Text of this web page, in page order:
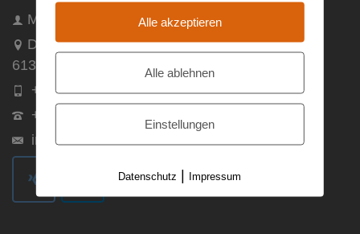
Maxsult GmbH
Dillinger Straße 13
61381 Friedrichsdorf
+49 (0) 172 / 9721707
+49 (0) 6172 / 9445105
info@maxsult.de
Alle akzeptieren
Alle ablehnen
Einstellungen
Datenschutz | Impressum